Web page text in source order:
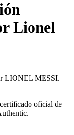
Lionel
LIONEL MESSI.
oficial de